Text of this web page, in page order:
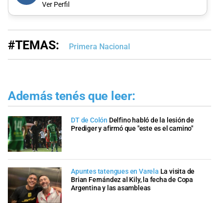
Ver Perfil
#TEMAS: Primera Nacional
Además tenés que leer:
DT de Colón Delfino habló de la lesión de
Prediger y afirmó que "este es el camino"
Apuntes tatengues en Varela La visita de
Brian Fernández al Kily, la fecha de Copa
Argentina y las asambleas